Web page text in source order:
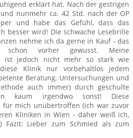
erklärt hat. Nach der gestrigen
nunmehr ca. 42 Std. nach der OP
und habe das Gefühl, dass das
besser wird! Die schwache Lesebrille
nehme ich da gerne in Kauf - das
vorher gewusst. Meine
ist jedoch nicht mehr so stark wie
Klinik nur vorbehaltlos jedem
Beratung, Untersuchungen und
auch immer) durch geschulte
kaum irgendwo sonst! Diese
für mich unübertroffen (ich war zuvor
Kliniken in Wien - daher weiß ich,
Fazit: Lieber zum Schmied als zum